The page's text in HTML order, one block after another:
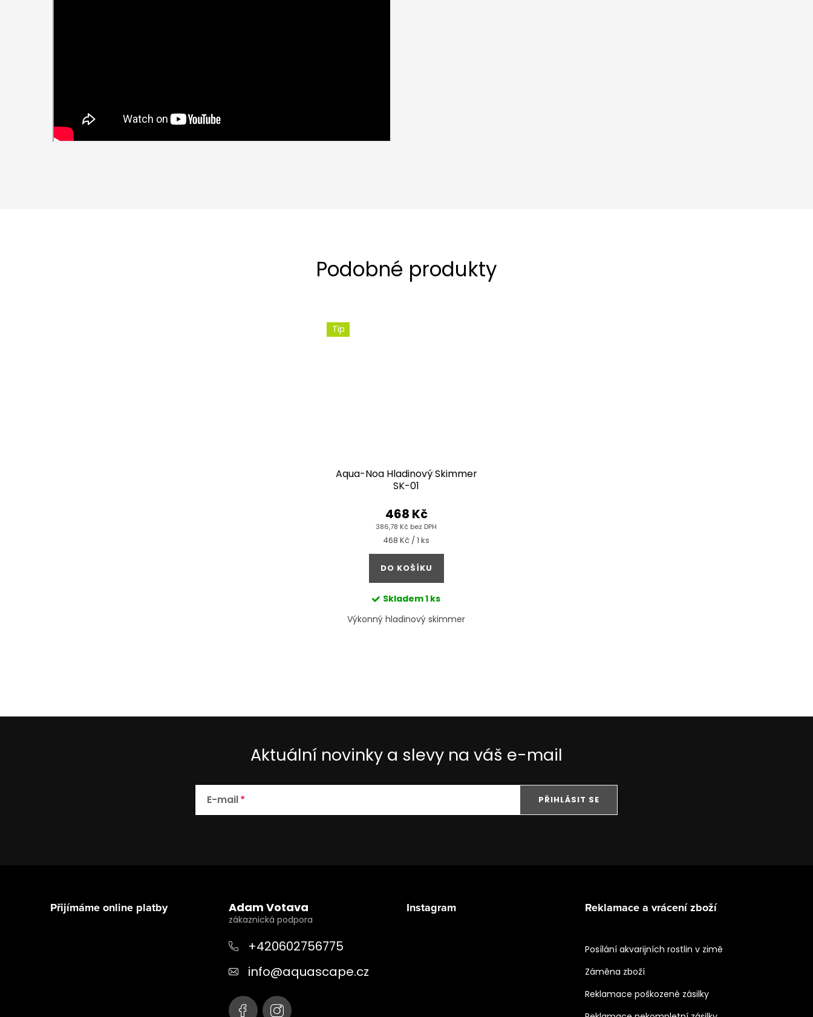
Tip
Aqua-Noa Hladinový Skimmer
SK-01
386,78 Kč bez DPH
468 Kč
Měrná
cena:
468 Kč / 1 ks
DO KOŠÍKU
Skladem1 ks
Výkonný hladinový skimmer
Aktuální novinky a slevy na váš e-mail
E-mail PŘIHLÁSIT SE
Přijímáme online platby Adam Votava
+420602756775
info@aquascape.cz
Instagram Reklamace a vrácení zboží
Posílání akvarijních rostlin v zimě
Záměna zboží
Reklamace poškozené zásilky